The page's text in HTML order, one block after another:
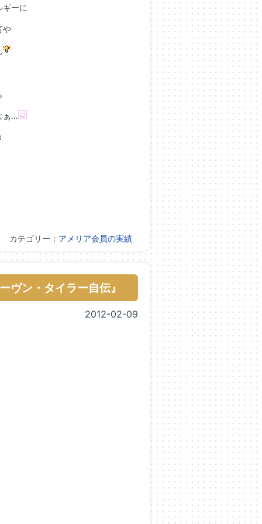
ーに
や
ぁ…
カテゴリー： アメリア会員の実績
ヴン・タイラー自伝』
2012-02-09